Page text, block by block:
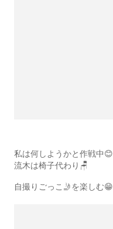
私は何しようかと作戦中😊
流木は椅子代わり🪑
自撮りごっこ🤳を楽しむ😁